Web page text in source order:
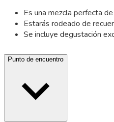
Es una mezcla perfecta
Estarás rodeado de
Se incluye degustación
Punto de encuentro